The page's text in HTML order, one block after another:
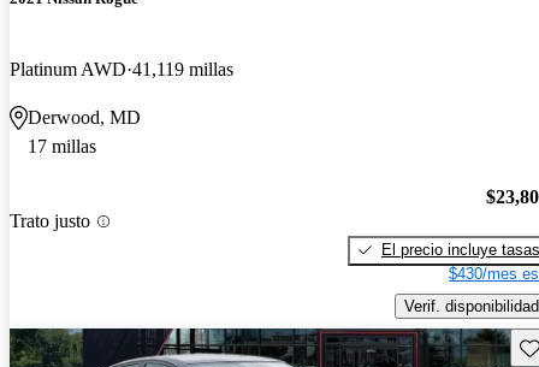
Platinum AWD 41,119 millas
Derwood, MD
17 millas
Trato justo
El precio incluye tasas
$430/mes
Verif. disponibilidad